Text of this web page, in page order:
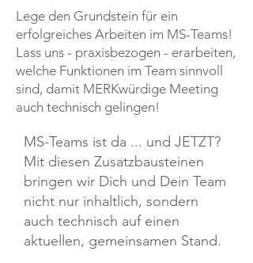
Lege den Grundstein für ein
erfolgreiches Arbeiten im MS-Teams!
Lass uns - praxisbezogen - erarbeiten,
welche Funktionen im Team sinnvoll
sind, damit MERKwürdige Meeting
auch technisch gelingen!
MS-Teams ist da ... und JETZT?
Mit diesen Zusatzbausteinen
bringen wir Dich und Dein Team
nicht nur inhaltlich, sondern
auch technisch auf einen
aktuellen, gemeinsamen Stand.